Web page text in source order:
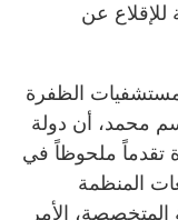
للإقلاع عن
الظفرة
محمد، أن دولة
تقدماً ملحوظاً في
المنظمة
المتخصصة، الأمر